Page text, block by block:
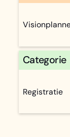
Categorie
Registratie